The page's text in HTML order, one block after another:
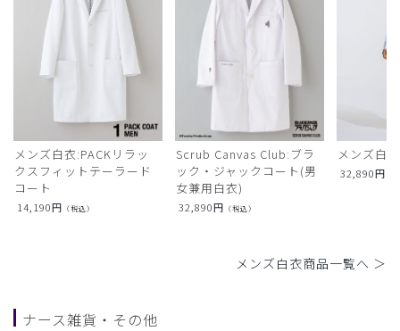
メンズ白衣:PACKリラッ
クスフィットテーラード
コート
14,190円 （税込）
Scrub Canvas Club:ブラ
ック・ジャックコート(男
女兼用白衣)
32,890円 （税込）
メンズ白
32,890円
メンズ白衣商品一覧へ ＞
ナース雑貨・その他